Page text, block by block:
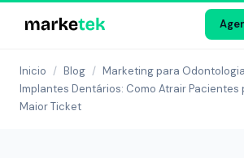
Inicio / Blog / Marketing para Odontologia
Implantes Dentários: Como Atrair Pacientes
Maior Ticket